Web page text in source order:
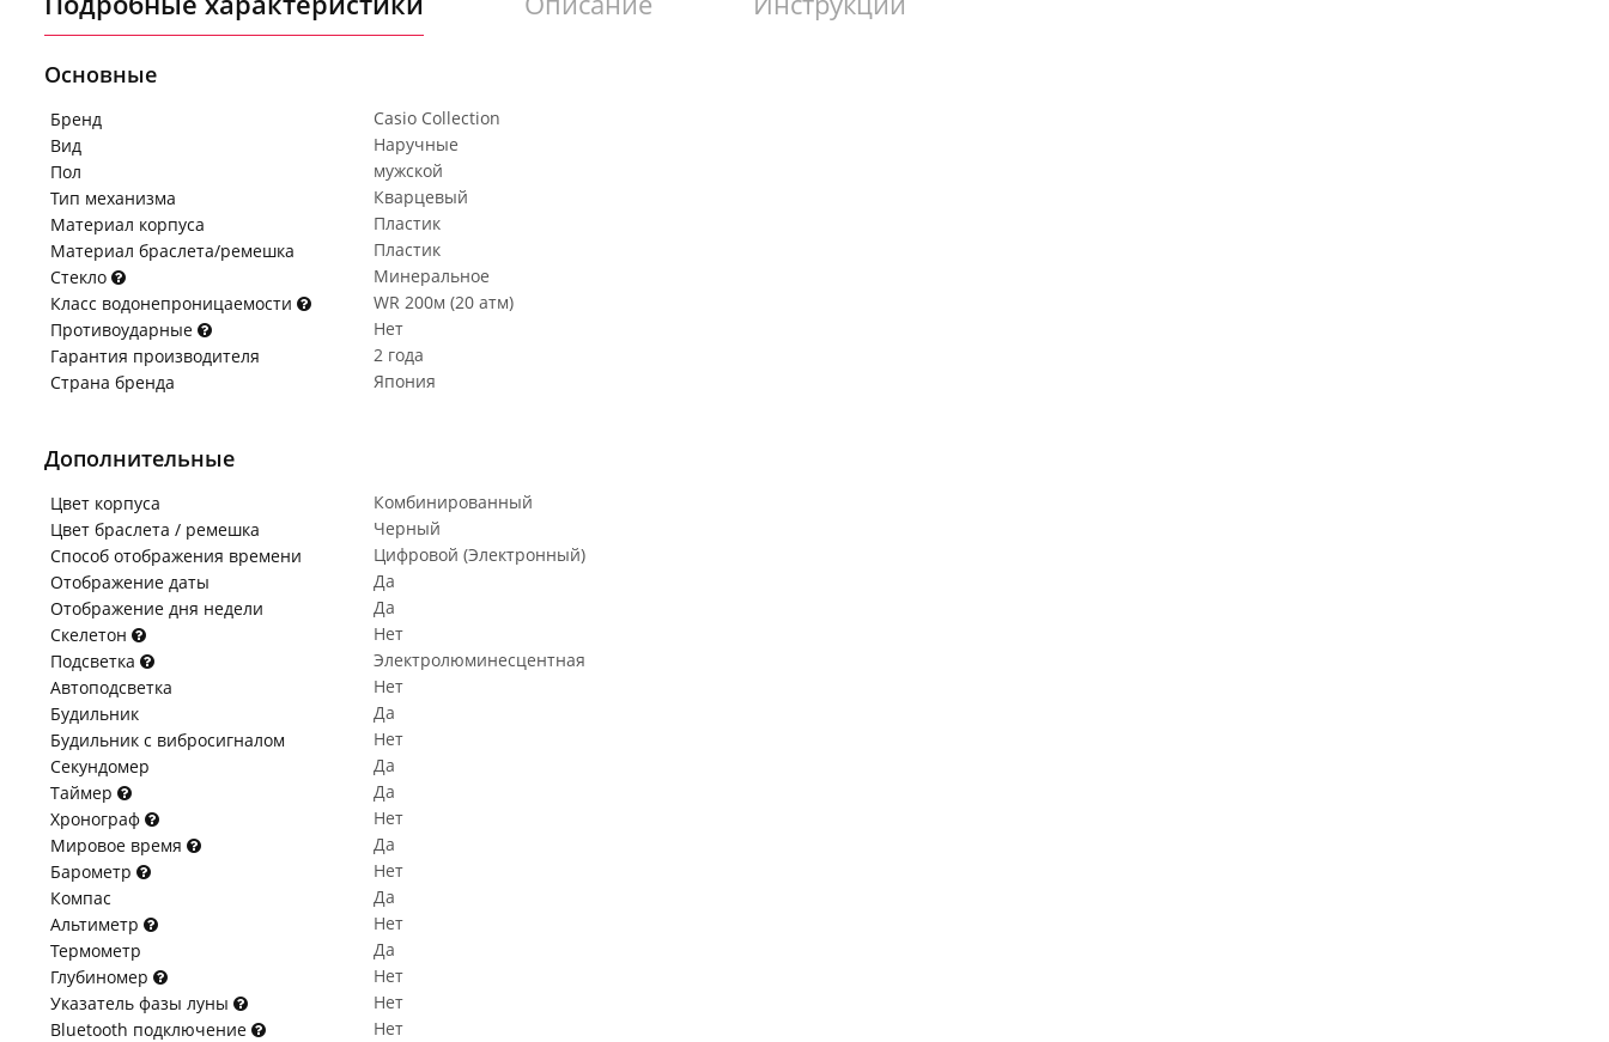
Основные
Бренд
Casio Collection
Вид
Наручные
Пол
мужской
Тип механизма
Кварцевый
Материал корпуса
Пластик
Материал браслета/ремешка
Пластик
Стекло
Минеральное
Класс водонепроницаемости
WR 200м (20 атм)
Противоударные
Нет
Гарантия производителя
2 года
Страна бренда
Япония
Дополнительные
Цвет корпуса
Комбинированный
Цвет браслета / ремешка
Черный
Способ отображения времени
Цифровой (Электронный)
Отображение даты
Да
Отображение дня недели
Да
Скелетон
Нет
Подсветка
Электролюминесцентная
Автоподсветка
Нет
Будильник
Да
Будильник с вибросигналом
Нет
Секундомер
Да
Таймер
Да
Хронограф
Нет
Мировое время
Да
Барометр
Нет
Компас
Да
Альтиметр
Нет
Термометр
Да
Глубиномер
Нет
Указатель фазы луны
Нет
Bluetooth подключение
Нет